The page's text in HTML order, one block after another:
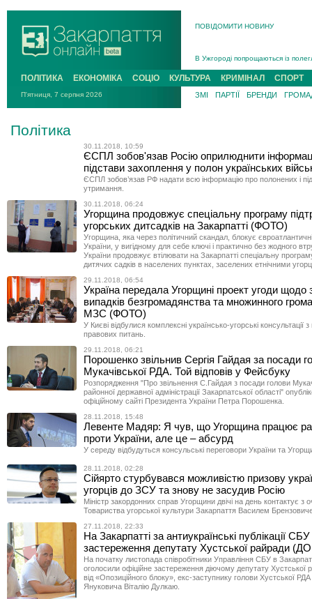
ПОВІДОМИТИ НОВИНУ
В Ужгороді попрощаються із
В Ужгороді 5 серпня
Підтвердили загибель
На війні з рф поліг військовий з
ПОЛІТИКА ЕКОНОМІКА СОЦІО КУЛЬТУРА КРИМІНАЛ СПОРТ
П'ятниця, 7 серпня 2026 ЗМІ ПАРТІЇ БРЕНДИ
Політика
30.11.2018, 10:59
ЄСПЛ зобов'язав Росію оприлюднити
підстави захоплення у полон українських
ЄСПЛ зобов’язав РФ надати всю інформацію про полонених і
утримання.
30.11.2018, 06:24
Угорщина продовжує спеціальну програму
угорських дитсадків на Закарпатті (ФОТО)
Угорщина, яка через політичний скандал, блокує
України, у вигідному для себе ключі і практично без жодного
України продовжує втілювати на Закарпатті спеціальну
дитячих садків в населених пунктах, заселених етнічними
29.11.2018, 06:54
Україна передала Угорщині проект угоди щодо
випадків безгромадянства та множинного
МЗС (ФОТО)
У Києві відбулися комплексні українсько-угорські консультації
правових питань.
29.11.2018, 06:21
Порошенко звільнив Сергія Гайдая за посади
Мукачівської РДА. Той відповів у Фейсбуку
Розпорядження "Про звільнення С.Гайдая з посади голови
районної державної адміністрації Закарпатської області"
офіційному сайті Президента України Петра Порошенка.
28.11.2018, 15:48
Левенте Мадяр: Я чув, що Угорщина працює
проти України, але це – абсурд
У середу відбудуться консульські переговори України та
28.11.2018, 02:28
Сійярто стурбувався можливістю призову
угорців до ЗСУ та знову не засудив Росію
Міністр закордонних справ Угорщини двічі на день контактує з
Товариства угорської культури Закарпаття Василем
27.11.2018, 22:33
На Закарпатті за антиукраїнські публікації
застереження депутату Хустської райради
На початку листопада співробітники Управління СБУ в
оголосили офіційне застереження діючому депутату Хустської
від «Опозиційного блоку», екс-заступнику голови Хустської
Януковича Віталію Дулкаю.